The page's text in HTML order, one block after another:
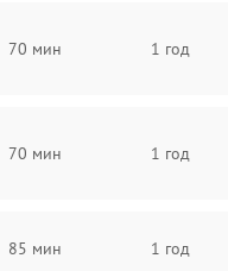
70 мин 1 год
70 мин 1 год
85 мин 1 год